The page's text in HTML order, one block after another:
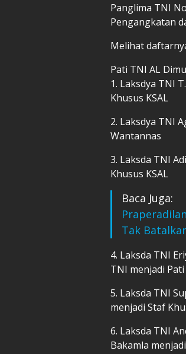
Panglima TNI
Pengangkatan
Melihat
Pati TNI AL
1. Laksdya TNI
Khusus KSAL
2. Laksdya TNI
Wantannas
3. Laksda TNI
Khusus KSAL
Baca Juga:
Tak
4. Laksda TNI
TNI menjadi
5. Laksda TNI
menjadi Staf
6. Laksda TNI
Bakamla